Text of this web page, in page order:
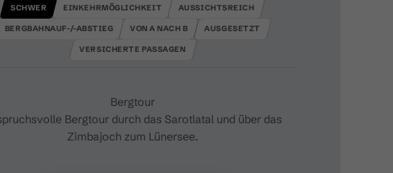
SCHWER EINKEHRMÖGLICHKEIT AUSSICHTSREICH
BERGBAHNAUF-/-ABSTIEG VON A NACH B AUSGESETZT
VERSICHERTE PASSAGEN
Bergtour
Bergtour durch das Sarotlatal und über das
Zimbajoch zum Lünersee.